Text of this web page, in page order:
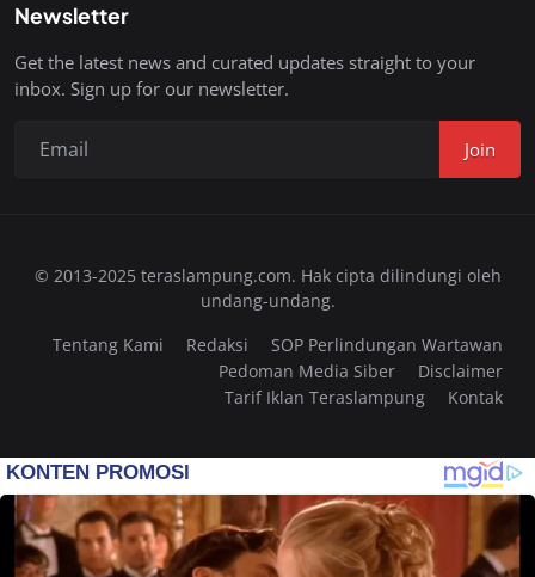
Newsletter
Get the latest news and curated updates straight to your
inbox. Sign up for our newsletter.
Join
© 2013-2025 teraslampung.com. Hak cipta dilindungi oleh
undang-undang.
Tentang Kami
Redaksi
SOP Perlindungan Wartawan
Pedoman Media Siber
Disclaimer
Tarif Iklan Teraslampung
Kontak